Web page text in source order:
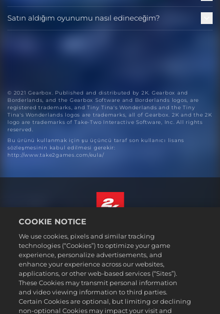
Satın aldığım oyunumu nasıl edineceğim?
© 2021 Gearbox. Published and distributed by 2K. Gearbox and
Borderlands, and the Gearbox Software and Borderlands logos, are
registered trademarks, and Tiny Tina's Wonderlands and the Tiny
Tina's Wonderlands logos are trademarks, all of Gearbox. 2K and the 2K
logo are trademarks of Take-Two Interactive Software, Inc. All rights
reserved.
Bu ürünü kullanmak için şu üçüncü taraf son kullanıcı lisans
sözleşmesinin kabul edilmesi gerekir:
http://www.take2games.com/eula/
Hizmet Şartları
Gizlilik Politikası
Çerez Politikası
Destek
Kişisel Bilgilerimi Satma veya Paylaşma
Order Lookup & Refunds
Türkçe
COOKIE NOTICE
We use cookies, pixels and similar tracking
technologies (“Cookies”) to optimize your game
experience, personalize advertisements, and
enhance your experience across our websites,
applications, or other web-based services (“Sites”).
These Cookies may transmit personal information
and video viewing information to third parties.
Certain Cookies are optional, but limiting or declining
non-optional Cookies may impact your visit and